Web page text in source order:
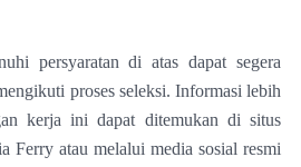
persyaratan di atas dapat segera
proses seleksi. Informasi lebih
kerja ini dapat ditemukan di situs
Ferry atau melalui media sosial resmi